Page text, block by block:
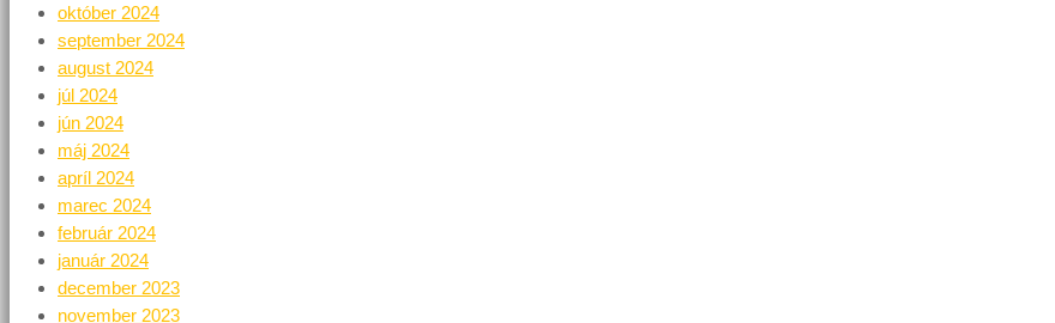
október 2024
september 2024
august 2024
júl 2024
jún 2024
máj 2024
apríl 2024
marec 2024
február 2024
január 2024
december 2023
november 2023